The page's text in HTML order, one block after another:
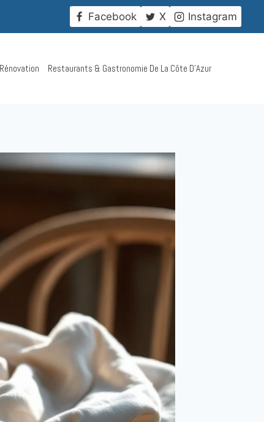
Facebook X Instagram
Restaurants & Gastronomie De La Côte D’Azur